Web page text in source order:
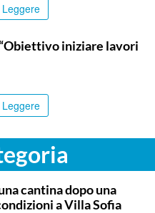
iniziare lavori
cantina dopo una
a Villa Sofia